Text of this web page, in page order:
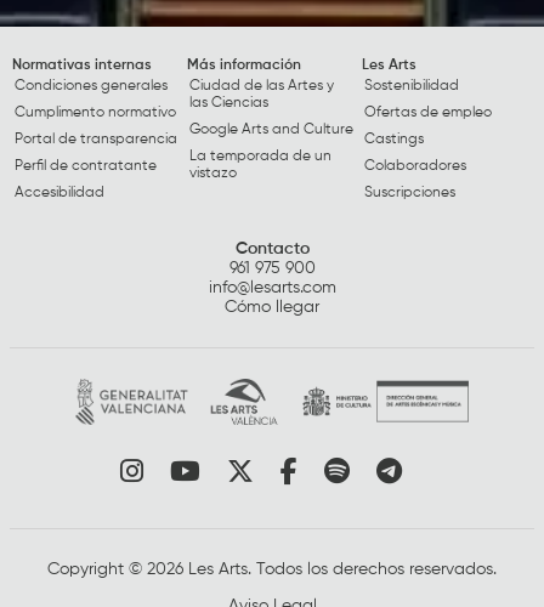
Normativas internas
Condiciones generales
Cumplimento normativo
Portal de transparencia
Perfil de contratante
Accesibilidad
Más información
Ciudad de las Artes y
las Ciencias
Google Arts and Culture
La temporada de un
vistazo
Les Arts
Sostenibilidad
Ofertas de empleo
Castings
Colaboradores
Suscripciones
Contacto
961 975 900
info@lesarts.com
Cómo llegar
Link a instagram
Link a youtube
Link a twitter
Link a facebook
Link a spotify
Link a
Copyright © 2026 Les Arts. Todos los derechos reservados.